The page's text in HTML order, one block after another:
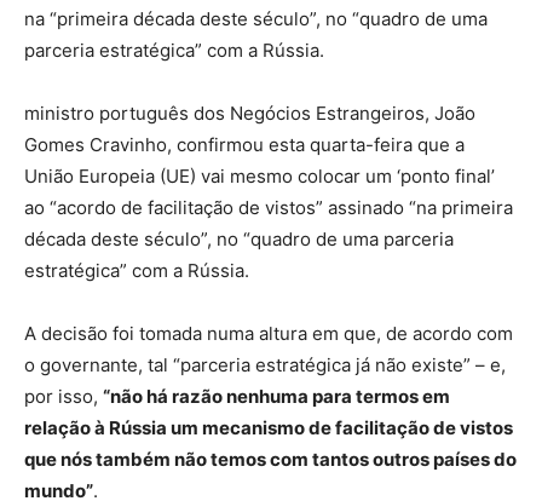
na “primeira década deste século”, no “quadro de uma
parceria estratégica” com a Rússia.
ministro português dos Negócios Estrangeiros, João
Gomes Cravinho, confirmou esta quarta-feira que a
União Europeia (UE) vai mesmo colocar um ‘ponto final’
ao “acordo de facilitação de vistos” assinado “na primeira
década deste século”, no “quadro de uma parceria
estratégica” com a Rússia.
A decisão foi tomada numa altura em que, de acordo com
o governante, tal “parceria estratégica já não existe” – e,
por isso, “não há razão nenhuma para termos em
relação à Rússia um mecanismo de facilitação de vistos
que nós também não temos com tantos outros países do
mundo”.